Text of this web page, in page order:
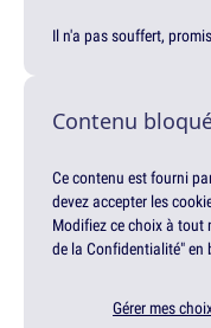
Il n'a pas souffert, promis
Contenu
Ce contenu est fourni
devez accepter les
Modifiez ce choix à tout
de la Confidentialité" en
Gérer mes